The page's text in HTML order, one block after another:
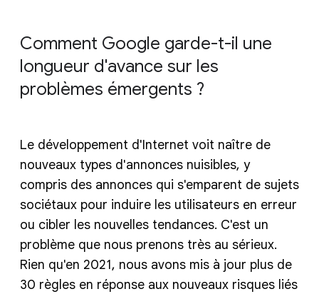
Comment Google garde-t-il une
longueur d'avance sur les
problèmes émergents ?
Le développement d'Internet voit naître de
nouveaux types d'annonces nuisibles, y
compris des annonces qui s'emparent de sujets
sociétaux pour induire les utilisateurs en erreur
ou cibler les nouvelles tendances. C'est un
problème que nous prenons très au sérieux.
Rien qu'en 2021, nous avons mis à jour plus de
30 règles en réponse aux nouveaux risques liés